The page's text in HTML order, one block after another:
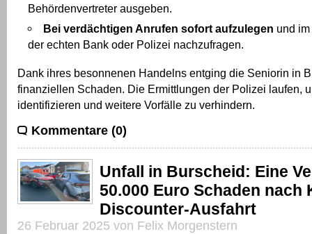
Behördenvertreter ausgeben.
Bei verdächtigen Anrufen sofort aufzulegen und
der echten Bank oder Polizei nachzufragen.
Dank ihres besonnenen Handelns entging die Seniorin in
finanziellen Schaden. Die Ermittlungen der Polizei laufen,
identifizieren und weitere Vorfälle zu verhindern.
Kommentare (0)
Unfall in Burscheid: Eine
50.000 Euro Schaden nach
Discounter-Ausfahrt
26 Februar 2025 von Felix Morgenstern